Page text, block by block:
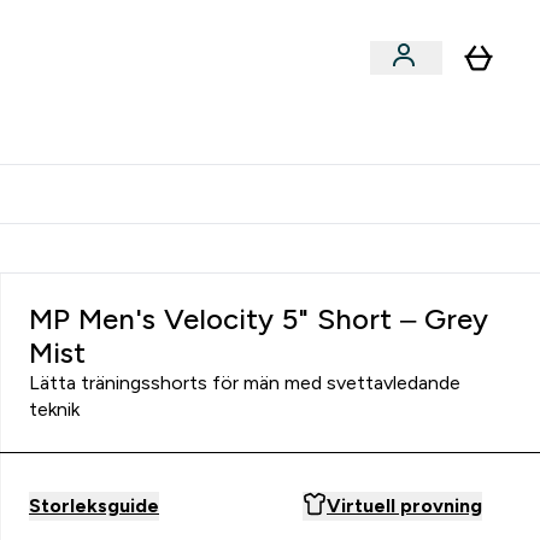
MP Men's Velocity 5" Short – Grey
Mist
Lätta träningsshorts för män med svettavledande
teknik
Storleksguide Virtuell provning